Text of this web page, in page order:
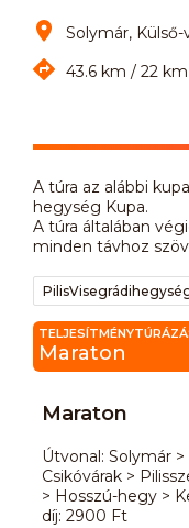
Solymár,
43.6 km / 22 km
A túra az alábbi
hegység Kupa.
A túra általában
minden távhoz
Maraton
Maraton
Útvonal: Solymár
Csikóvárak >
> Hosszú-hegy >
díj: 2900 Ft